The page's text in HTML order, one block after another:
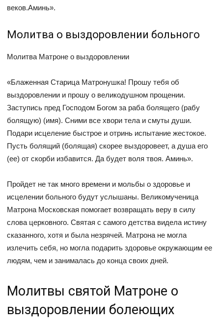
веков.Аминь».
Молитва о выздоровлении больного
Молитва Матроне о выздоровлении
«Блаженная Старица Матронушка! Прошу тебя об
выздоровлении и прошу о великодушном прощении.
Заступись пред Господом Богом за раба болящего (рабу
болящую) (имя). Сними все хвори тела и смуты души.
Подари исцеление быстрое и отринь испытание жестокое.
Пусть болящий (болящая) скорее выздоровеет, а душа его
(ее) от скорби избавится. Да будет воля твоя. Аминь».
Пройдет не так много времени и мольбы о здоровье и
исцелении больного будут услышаны. Великомученица
Матрона Московская помогает возвращать веру в силу
слова церковного. Святая с самого детства видела истину
сказанного, хотя и была незрячей. Матрона не могла
излечить себя, но могла подарить здоровье окружающим ее
людям, чем и занималась до конца своих дней.
Молитвы святой Матроне о
выздоровлении болеющих